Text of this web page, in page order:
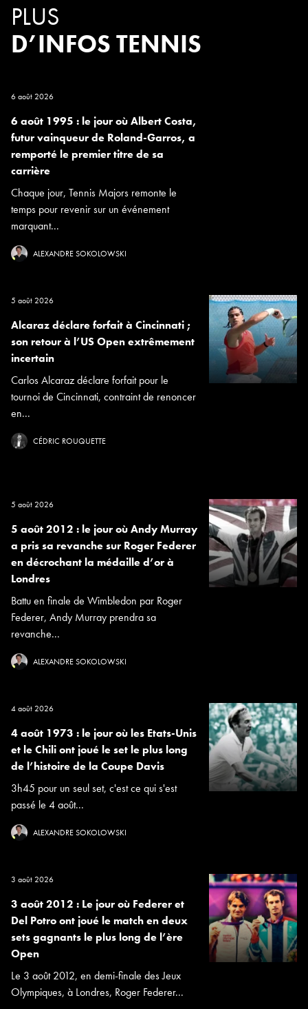
PLUS
D’INFOS TENNIS
6 août 2026
6 août 1995 : le jour où Albert Costa,
futur vainqueur de Roland-Garros, a
remporté le premier titre de sa
carrière
Chaque jour, Tennis Majors remonte le
temps pour revenir sur un événement
marquant...
ALEXANDRE SOKOLOWSKI
5 août 2026
Alcaraz déclare forfait à Cincinnati ;
son retour à l’US Open extrêmement
incertain
Carlos Alcaraz déclare forfait pour le
tournoi de Cincinnati, contraint de renoncer
en...
CÉDRIC ROUQUETTE
5 août 2026
5 août 2012 : le jour où Andy Murray
a pris sa revanche sur Roger Federer
en décrochant la médaille d’or à
Londres
Battu en finale de Wimbledon par Roger
Federer, Andy Murray prendra sa
revanche...
ALEXANDRE SOKOLOWSKI
4 août 2026
4 août 1973 : le jour où les Etats-Unis
et le Chili ont joué le set le plus long
de l’histoire de la Coupe Davis
3h45 pour un seul set, c'est ce qui s'est
passé le 4 août...
ALEXANDRE SOKOLOWSKI
3 août 2026
3 août 2012 : Le jour où Federer et
Del Potro ont joué le match en deux
sets gagnants le plus long de l’ère
Open
Le 3 août 2012, en demi-finale des Jeux
Olympiques, à Londres, Roger Federer...